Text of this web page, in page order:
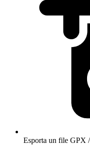
Esporta un file GPX